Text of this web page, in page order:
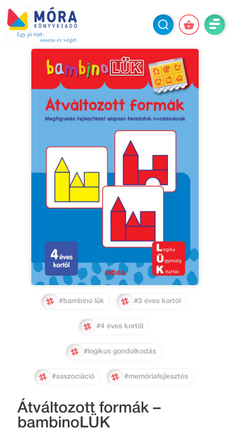
#bambino lük #3 éves kortól
#4 éves kortól
#logikus gondolkodás
#asszociáció #memóriafejlesztés
Átváltozott formák –
bambinoLÜK